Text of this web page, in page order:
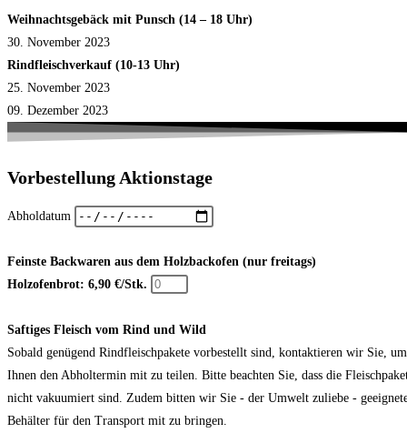
Weihnachtsgebäck mit Punsch (14 – 18 Uhr)
30. November 2023
Rindfleischverkauf (10-13 Uhr)
25. November 2023
09. Dezember 2023
Vorbestellung Aktionstage
Abholdatum
Feinste Backwaren aus dem Holzbackofen (nur freitags)
Holzofenbrot: 6,90 €/Stk.
Saftiges Fleisch vom Rind und Wild
Sobald genügend Rindfleischpakete vorbestellt sind, kontaktieren wir Sie, um
Ihnen den Abholtermin mit zu teilen. Bitte beachten Sie, dass die
nicht vakuumiert sind. Zudem bitten wir Sie - der Umwelt zuliebe -
Behälter für den Transport mit zu bringen.